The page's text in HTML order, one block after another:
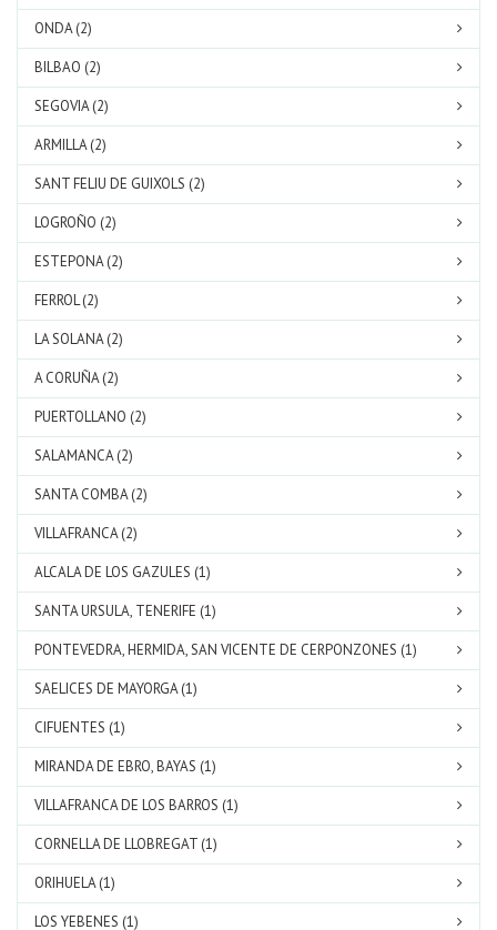
ONDA (2)
BILBAO (2)
SEGOVIA (2)
ARMILLA (2)
SANT FELIU DE GUIXOLS (2)
LOGROÑO (2)
ESTEPONA (2)
FERROL (2)
LA SOLANA (2)
A CORUÑA (2)
PUERTOLLANO (2)
SALAMANCA (2)
SANTA COMBA (2)
VILLAFRANCA (2)
ALCALA DE LOS GAZULES (1)
SANTA URSULA, TENERIFE (1)
PONTEVEDRA, HERMIDA, SAN VICENTE DE CERPONZONES (1)
SAELICES DE MAYORGA (1)
CIFUENTES (1)
MIRANDA DE EBRO, BAYAS (1)
VILLAFRANCA DE LOS BARROS (1)
CORNELLA DE LLOBREGAT (1)
ORIHUELA (1)
LOS YEBENES (1)